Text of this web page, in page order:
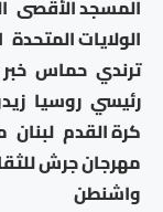
المسجد الأقصى
الولايات المتحدة
ترندي حماس
رئيسي روسيا
كرة القدم لبنان
مهرجان جرش
واشنطن